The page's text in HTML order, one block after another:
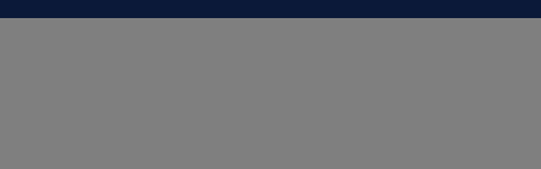
06.08.2026 / 11:07